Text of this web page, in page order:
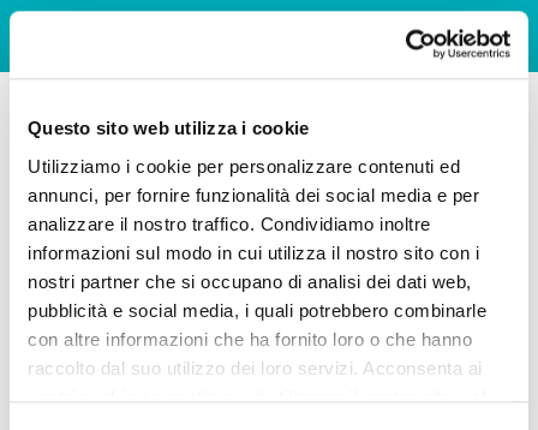
Questo sito web utilizza i cookie
Utilizziamo i cookie per personalizzare contenuti ed
annunci, per fornire funzionalità dei social media e per
analizzare il nostro traffico. Condividiamo inoltre
informazioni sul modo in cui utilizza il nostro sito con i
nostri partner che si occupano di analisi dei dati web,
pubblicità e social media, i quali potrebbero combinarle
con altre informazioni che ha fornito loro o che hanno
raccolto dal suo utilizzo dei loro servizi. Acconsenta ai